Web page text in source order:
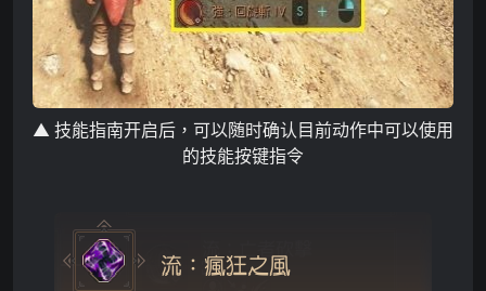
▲ 技能指南开启后，可以随时确认目前动作中可以使用
的技能按键指令